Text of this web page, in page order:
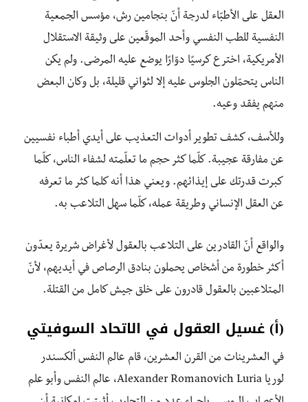
العقل على الأطبّاء لدرجة أنّ بنجامين رش، مؤسس الجمعية
النفسية للطب النفسي وأحد الموقّعين على وثيقة الاستقلال
الأمريكية، اخترع كرسيًا دوّارًا يوضع عليه المرضى. ولم يكن
الناس يتحمّلون الجلوس عليه إلا لثواني قليلة، بل وكان البعض
منهم يفقد وعيه.
وللأسف، كشف تطوير أدوات التعذيب على أيدي أطباء نفسيين
عن مفارقة عجيبة. كلّما كثر حجم ما تعلّمته لشفاء الناس، كلّما
كبرت قدرتك على إيذائهم. ويعني هذا أنه كلما كثر ما تعرفه
عن العقل الإنساني وطريقة عمله، كلّما سهل التلاعب به.
والواقع أنّ القادرين على التلاعب بالعقول لأغراض شريرة يعدّون
أكثر خطورة من أشخاص يحملون بنادق الرصاص في أيديهم، لأنّ
المتلاعبين بالعقول قادرون على خلق جيش كامل من القتلة.
(أ) غسيل العقول في الاتحاد السوفيتي
في العشرينات من القرن العشرين، قام عالم النفس ألكسندر
لوريا Alexander Romanovich Luria، عالم النفس وأبو علم